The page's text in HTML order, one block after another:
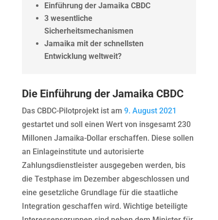
Einführung der Jamaika CBDC
3 wesentliche
Sicherheitsmechanismen
Jamaika mit der schnellsten
Entwicklung weltweit?
Die Einführung der Jamaika CBDC
Das CBDC-Pilotprojekt ist am 9. August 2021
gestartet und soll einen Wert von insgesamt 230
Millonen Jamaika-Dollar erschaffen. Diese sollen
an Einlageinstitute und autorisierte
Zahlungsdienstleister ausgegeben werden, bis
die Testphase im Dezember abgeschlossen und
eine gesetzliche Grundlage für die staatliche
Integration geschaffen wird. Wichtige beteiligte